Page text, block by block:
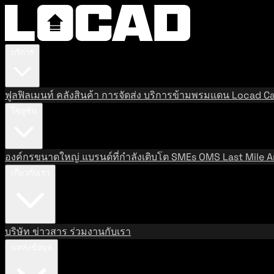
ฟูลฟิลเมนท์ คลังสินค้า การจัดส่ง บริการข้ามพรมแดน Locad
องค์กรขนาดใหญ่ แบรนด์ที่กำลังเติบโตSMEs OMS Last Mile
บริษัท ข่าวสาร ร่วมงานกับเรา